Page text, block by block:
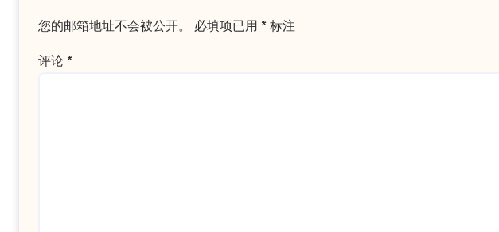
您的邮箱地址不会被公开。 必填项已用 * 标注
评论 *